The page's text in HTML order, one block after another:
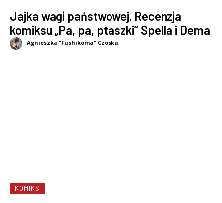
Jajka wagi państwowej. Recenzja
komiksu „Pa, pa, ptaszki” Spella i Dema
Agnieszka "Fushikoma" Czoska
KOMIKS